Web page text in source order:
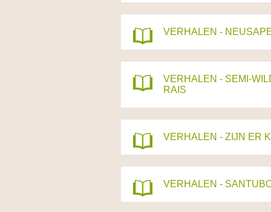
VERHALEN -
VERHALEN - SEMI-
RAIS
VERHALEN - ZIJN ER
VERHALEN -